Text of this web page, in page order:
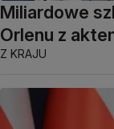
Miliardowe
Orlenu z
Z KRAJU